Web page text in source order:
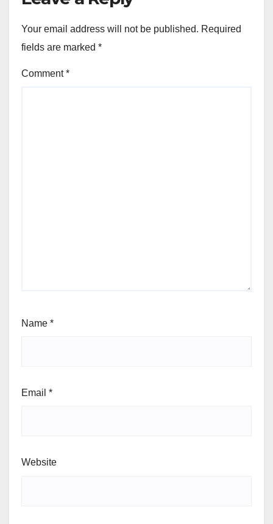
Your email address will not be published. Required
fields are marked *
Comment*
Name *
Email *
Website